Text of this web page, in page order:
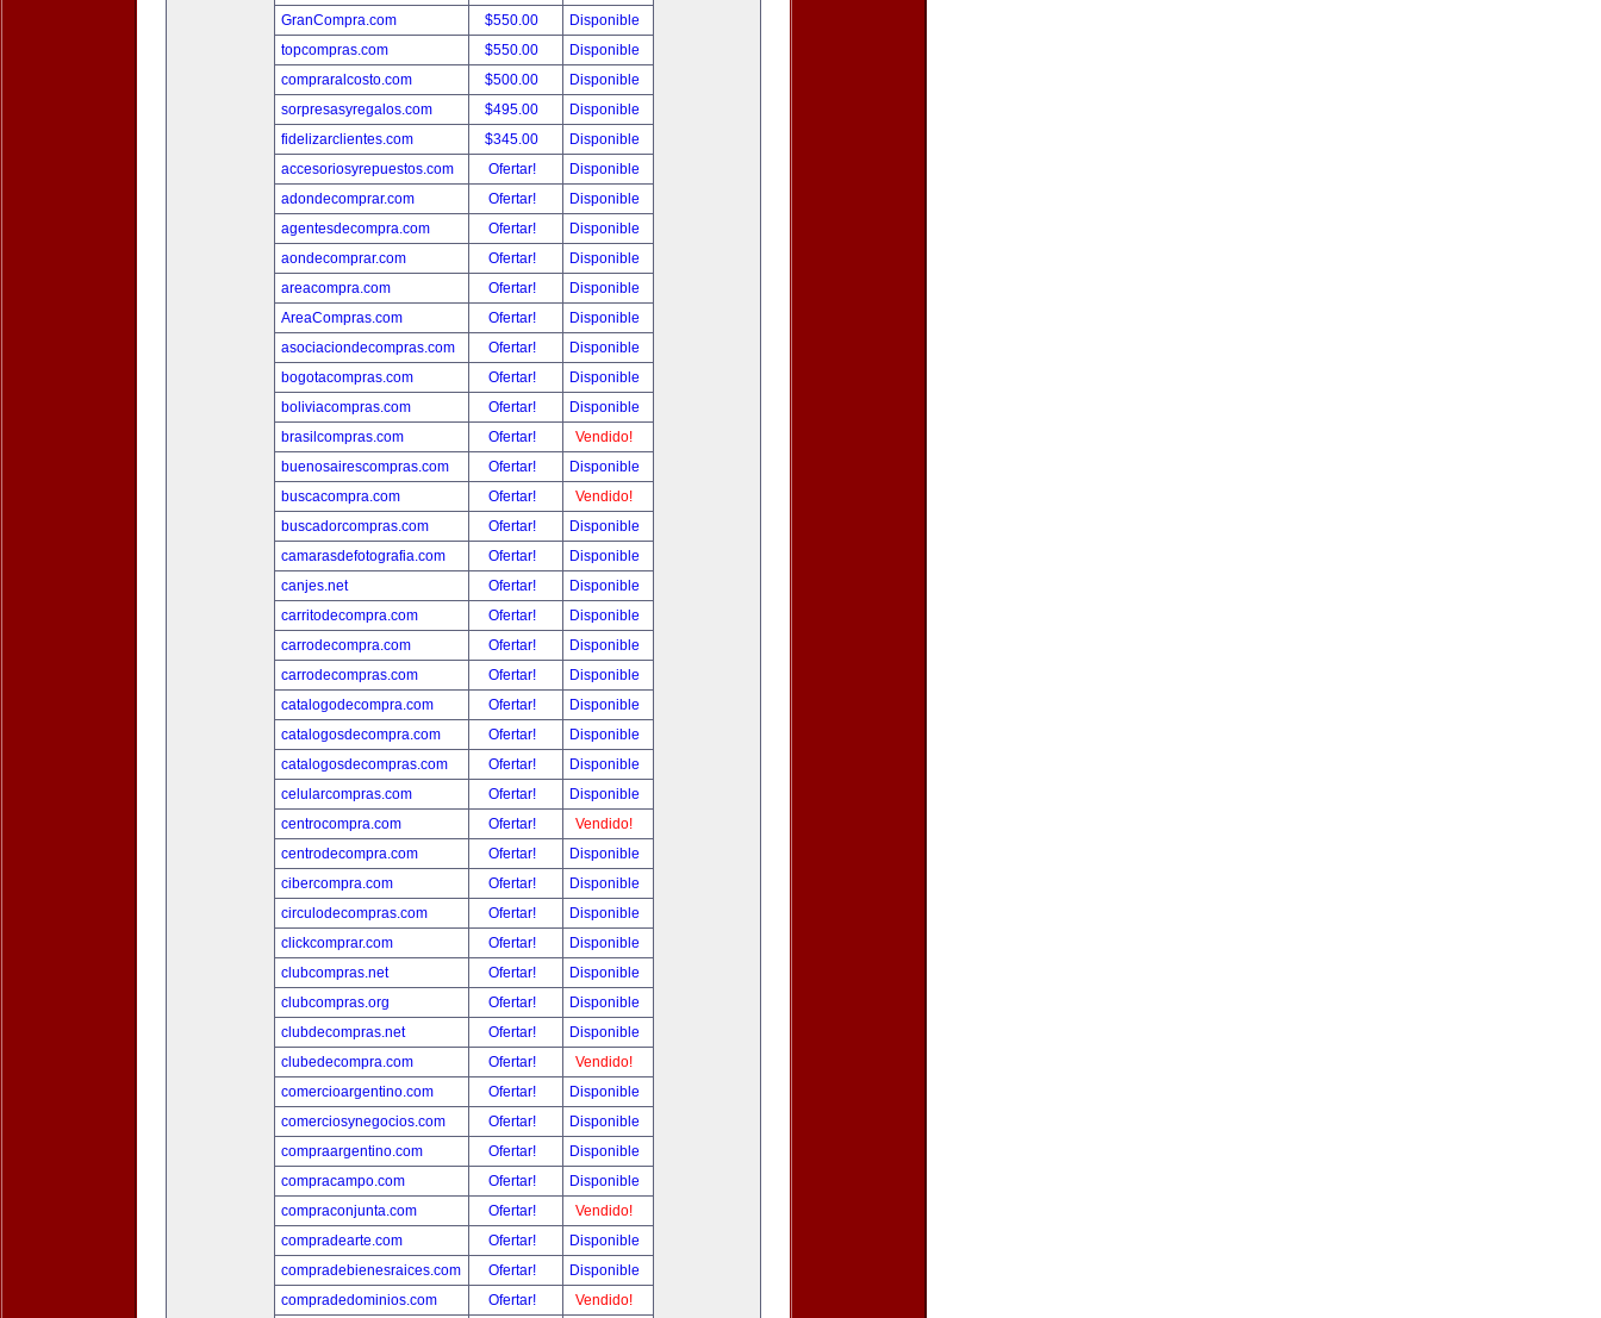
GranCompra.com
$550.00
Disponible
topcompras.com
$550.00
Disponible
compraralcosto.com
$500.00
Disponible
sorpresasyregalos.com
$495.00
Disponible
fidelizarclientes.com
$345.00
Disponible
accesoriosyrepuestos.com
Ofertar!
Disponible
adondecomprar.com
Ofertar!
Disponible
agentesdecompra.com
Ofertar!
Disponible
aondecomprar.com
Ofertar!
Disponible
areacompra.com
Ofertar!
Disponible
AreaCompras.com
Ofertar!
Disponible
asociaciondecompras.com
Ofertar!
Disponible
bogotacompras.com
Ofertar!
Disponible
boliviacompras.com
Ofertar!
Disponible
brasilcompras.com
Ofertar!
Vendido!
buenosairescompras.com
Ofertar!
Disponible
buscacompra.com
Ofertar!
Vendido!
buscadorcompras.com
Ofertar!
Disponible
camarasdefotografia.com
Ofertar!
Disponible
canjes.net
Ofertar!
Disponible
carritodecompra.com
Ofertar!
Disponible
carrodecompra.com
Ofertar!
Disponible
carrodecompras.com
Ofertar!
Disponible
catalogodecompra.com
Ofertar!
Disponible
catalogosdecompra.com
Ofertar!
Disponible
catalogosdecompras.com
Ofertar!
Disponible
celularcompras.com
Ofertar!
Disponible
centrocompra.com
Ofertar!
Vendido!
centrodecompra.com
Ofertar!
Disponible
cibercompra.com
Ofertar!
Disponible
circulodecompras.com
Ofertar!
Disponible
clickcomprar.com
Ofertar!
Disponible
clubcompras.net
Ofertar!
Disponible
clubcompras.org
Ofertar!
Disponible
clubdecompras.net
Ofertar!
Disponible
clubedecompra.com
Ofertar!
Vendido!
comercioargentino.com
Ofertar!
Disponible
comerciosynegocios.com
Ofertar!
Disponible
compraargentino.com
Ofertar!
Disponible
compracampo.com
Ofertar!
Disponible
compraconjunta.com
Ofertar!
Vendido!
compradearte.com
Ofertar!
Disponible
compradebienesraices.com
Ofertar!
Disponible
compradedominios.com
Ofertar! Vendido!